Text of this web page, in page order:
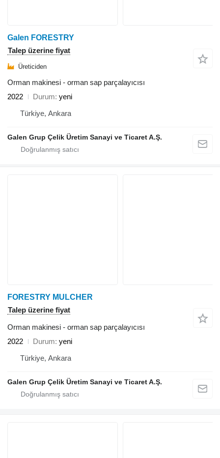
Galen FORESTRY
Talep üzerine fiyat
Üreticiden
Orman makinesi - orman sap parçalayıcısı
2022
Durum yeni
Türkiye, Ankara
Galen Grup Çelik Üretim Sanayi ve Ticaret A.Ş.
FORESTRY MULCHER
Talep üzerine fiyat
Orman makinesi - orman sap parçalayıcısı
2022
Durum yeni
Türkiye, Ankara
Galen Grup Çelik Üretim Sanayi ve Ticaret A.Ş.